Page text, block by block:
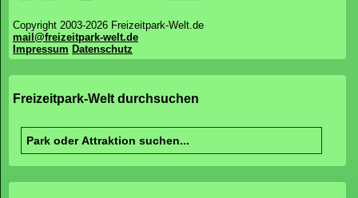
Copyright 2003-2026 Freizeitpark-Welt.de
mail@freizeitpark-welt.de
Impressum Datenschutz
Freizeitpark-Welt durchsuchen